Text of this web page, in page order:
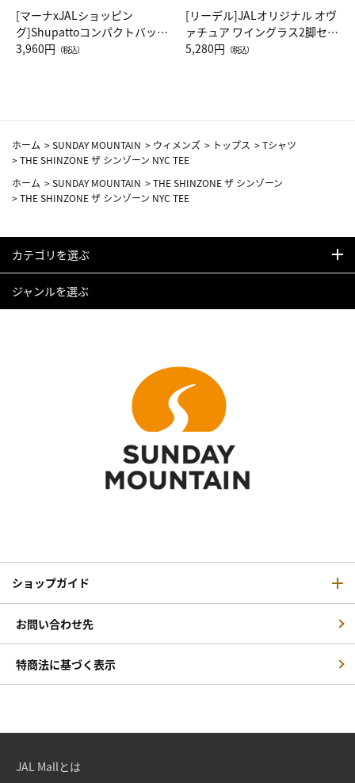
[マーナxJALショッピン
グ]Shupattoコンパクトバッグ
Drop JAL客室乗務員（LC）ス
3,960円 （税込）
[リーデル]JALオリジナル オヴ
ァチュア ワイングラス2脚セッ
ト（レッドワイン）
5,280円 （税込）
ホーム >SUNDAY MOUNTAIN > ウィメンズ > トップス >Tシャツ
>THE SHINZONE ザ シンゾーン NYC TEE
ホーム >SUNDAY MOUNTAIN >THE SHINZONE ザ シンゾーン
>THE SHINZONE ザ シンゾーン NYC TEE
カテゴリを選ぶ
ジャンルを選ぶ
ショップガイド
お問い合わせ先
特商法に基づく表示
JAL Mallとは